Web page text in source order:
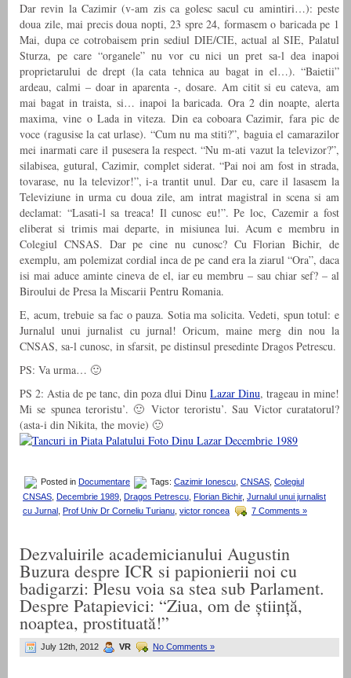
Dar revin la Cazimir (v-am zis ca golesc sacul cu amintiri…): peste
doua zile, mai precis doua nopti, 23 spre 24, formasem o baricada pe 1
Mai, dupa ce cotrobaisem prin sediul DIE/CIE, actual al SIE, Palatul
Sturza, pe care “organele” nu vor cu nici un pret sa-l dea inapoi
proprietarului de drept (la cata tehnica au bagat in el…). “Baietii”
ardeau, calmi – doar in aparenta -, dosare. Am citit si eu cateva, am
mai bagat in traista, si… inapoi la baricada. Ora 2 din noapte, alerta
maxima, vine o Lada in viteza. Din ea coboara Cazimir, fara pic de
voce (ragusise la cat urlase). “Cum nu ma stiti?”, baguia el camarazilor
mei inarmati care il pusesera la respect. “Nu m-ati vazut la televizor?”,
silabisea, gutural, Cazimir, complet siderat. “Pai noi am fost in strada,
tovarase, nu la televizor!”, i-a trantit unul. Dar eu, care il lasasem la
Televiziune in urma cu doua zile, am intrat magistral in scena si am
declamat: “Lasati-l sa treaca! Il cunosc eu!”. Pe loc, Cazemir a fost
eliberat si trimis mai departe, in misiunea lui. Acum e membru in
Colegiul CNSAS. Dar pe cine nu cunosc? Cu Florian Bichir, de
exemplu, am polemizat cordial inca de pe cand era la ziarul “Ora”, daca
isi mai aduce aminte cineva de el, iar eu membru – sau chiar sef? – al
Biroului de Presa la Miscarii Pentru Romania.
E, acum, trebuie sa fac o pauza. Sotia ma solicita. Vedeti, spun totul: e
Jurnalul unui jurnalist cu jurnal! Oricum, maine merg din nou la
CNSAS, sa-l cunosc, in sfarsit, pe distinsul presedinte Dragos Petrescu.
PS: Va urma… 🙂
PS 2: Astia de pe tanc, din poza dlui Dinu Lazar Dinu, trageau in mine!
Mi se spunea teroristu’. 🙂 Victor teroristu’. Sau Victor curatatorul?
(asta-i din Nikita, the movie) 🙂
Posted in Documentare Tags: Cazimir Ionescu CNSAS Colegiul
CNSAS, Decembrie 1989, Dragos Petrescu, Florian Bichir, Jurnalul unui jurnalist
cu Jurnal
Prof Univ Dr Corneliu Turianu victor roncea 7 Comments »
Dezvaluirile academicianului Augustin
Buzura despre ICR si papionierii noi cu
badigarzi: Plesu voia sa stea sub Parlament.
Despre Patapievici: “Ziua, om de știință,
noaptea, prostituată!”
July 12th, 2012 VR No Comments »